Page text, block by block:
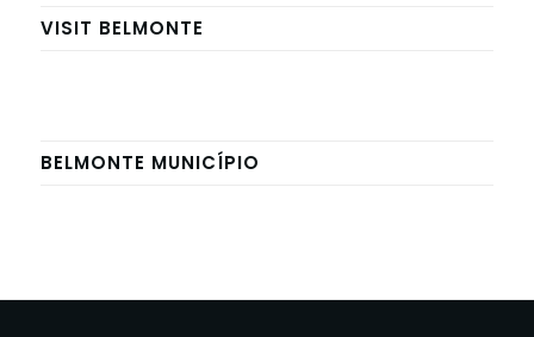
VISIT BELMONTE
BELMONTE MUNICÍPIO